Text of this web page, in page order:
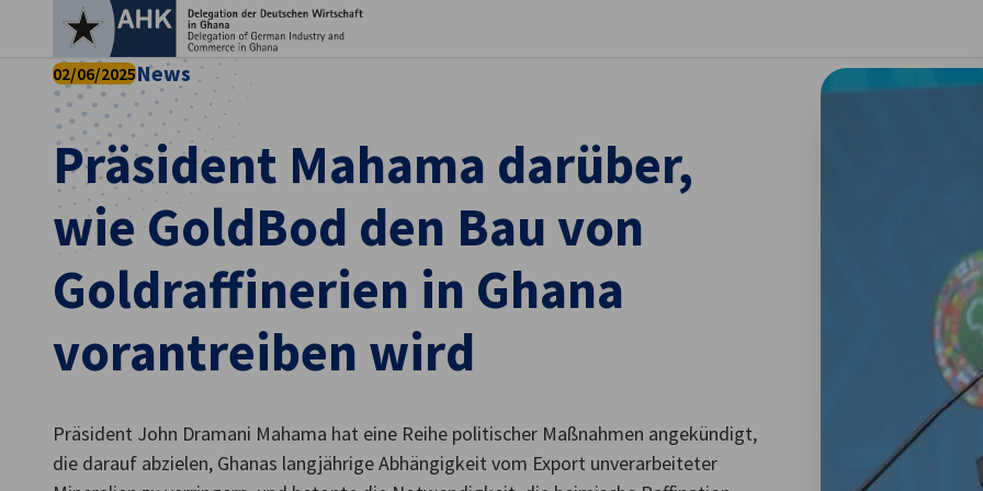
Präsident Mahama darüber,
wie GoldBod den Bau von
Goldraffinerien in Ghana
vorantreiben wird
02/06/2025News
Präsident John Dramani Mahama hat eine Reihe politischer Maßnahmen angekündigt,
die darauf abzielen, Ghanas langjährige Abhängigkeit vom Export unverarbeiteter